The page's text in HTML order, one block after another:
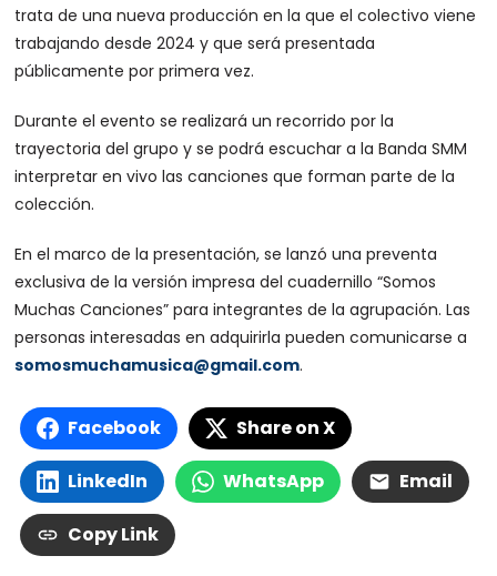
trata de una nueva producción en la que el colectivo viene
trabajando desde 2024 y que será presentada
públicamente por primera vez.
Durante el evento se realizará un recorrido por la
trayectoria del grupo y se podrá escuchar a la Banda SMM
interpretar en vivo las canciones que forman parte de la
colección.
En el marco de la presentación, se lanzó una preventa
exclusiva de la versión impresa del cuadernillo “Somos
Muchas Canciones” para integrantes de la agrupación. Las
personas interesadas en adquirirla pueden comunicarse a
somosmuchamusica@gmail.com.
Facebook Share on X
LinkedIn WhatsApp Email
Copy Link